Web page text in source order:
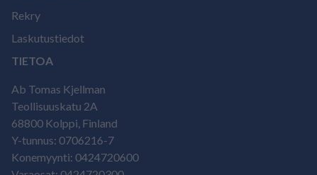
Rekry
Laskutustiedot
TIETOA
Ab Tomas Kjellman
Teollisuuskatu 2A
68800 Kolppi, Finland
Y-tunnus: 0706216-7
Konemyynti: 0424720600